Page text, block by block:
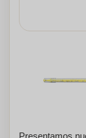
Presentamos